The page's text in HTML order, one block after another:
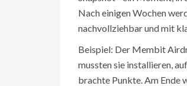
Nach einigen Wochen
nachvollziehbar und mit
Beispiel: Der Membit
mussten sie installieren,
brachte Punkte. Am Ende